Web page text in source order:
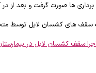
برداری ها صورت گرفت و بعد از
های کشسان لابل توسط
سقف کشسان لابل در بیمارستان ۱۵